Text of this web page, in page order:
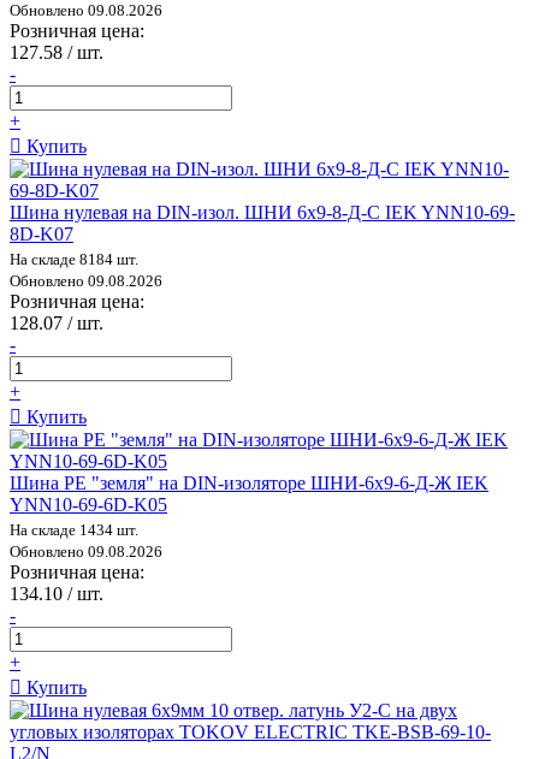
Обновлено 09.08.2026
Розничная цена:
127.58 / шт.
-
+
Купить
Шина нулевая на DIN-изол. ШНИ 6х9-8-Д-С IEK YNN10-69-
8D-K07
На складе 8184 шт.
Обновлено 09.08.2026
Розничная цена:
128.07 / шт.
-
+
Купить
Шина PE "земля" на DIN-изоляторе ШНИ-6х9-6-Д-Ж IEK
YNN10-69-6D-K05
На складе 1434 шт.
Обновлено 09.08.2026
Розничная цена:
134.10 / шт.
-
+
Купить